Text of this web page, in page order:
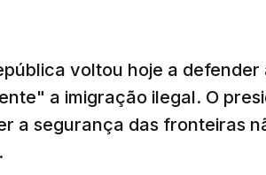
voltou hoje a defender
a imigração ilegal. O
a segurança das fronteiras